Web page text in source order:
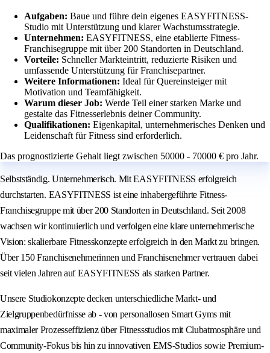
Aufgaben: Baue und führe dein eigenes EASYFITNESS-
Studio mit Unterstützung und klarer Wachstumsstrategie.
Unternehmen: EASYFITNESS, eine etablierte Fitness-
Franchisegruppe mit über 200 Standorten in Deutschland.
Vorteile: Schneller Markteintritt, reduzierte Risiken und
umfassende Unterstützung für Franchisepartner.
Weitere Informationen: Ideal für Quereinsteiger mit
Motivation und Teamfähigkeit.
Warum dieser Job: Werde Teil einer starken Marke und
gestalte das Fitnesserlebnis deiner Community.
Qualifikationen: Eigenkapital, unternehmerisches Denken und
Leidenschaft für Fitness sind erforderlich.
Das prognostizierte Gehalt liegt zwischen 50000 - 70000 € pro Jahr.
Selbstständig. Unternehmerisch. Mit EASYFITNESS erfolgreich
durchstarten. EASYFITNESS ist eine inhabergeführte Fitness-
Franchisegruppe mit über 200 Standorten in Deutschland. Seit 2008
wachsen wir kontinuierlich und verfolgen eine klare unternehmerische
Vision: skalierbare Fitnesskonzepte erfolgreich in den Markt zu bringen.
Über 150 Franchisenehmerinnen und Franchisenehmer vertrauen dabei
seit vielen Jahren auf EASYFITNESS als starken Partner.
Unsere Studiokonzepte decken unterschiedliche Markt- und
Zielgruppenbedürfnisse ab - von personallosen Smart Gyms mit
maximaler Prozesseffizienz über Fitnessstudios mit Clubatmosphäre und
Community-Fokus bis hin zu innovativen EMS-Studios sowie Premium-